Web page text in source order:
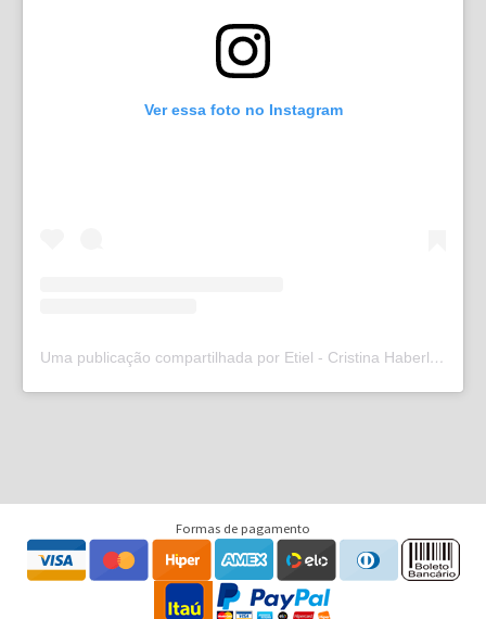
Ver essa foto no Instagram
Uma publicação compartilhada por Etiel - Cristina Haberl (@etielweb)
Formas de pagamento